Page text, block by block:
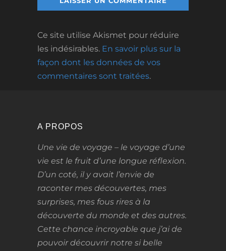
Ce site utilise Akismet pour réduire
les indésirables. En savoir plus sur la
façon dont les données de vos
commentaires sont traitées.
A PROPOS
Une vie de voyage – le voyage d’une
vie est le fruit d’une longue réflexion.
D’un coté, il y avait l’envie de
raconter mes découvertes, mes
surprises, mes fous rires à la
découverte du monde et des autres.
Cette chance incroyable que j’ai de
pouvoir découvrir notre si belle